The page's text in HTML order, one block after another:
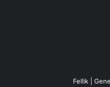
Fellik |